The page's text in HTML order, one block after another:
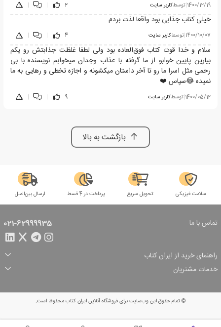
1400/12/19
|توسطکاربر سایت 2
|
|
خیلی کتاب جذابی بود واقعا لذت بردم
1400/10/07
|توسطکاربر سایت 4
|
|
سلام و خدا قوت کتاب فوق‌العاده بود ولی لطفا غلظت جذابتش رو یکم
بیارین پایین خوابو از ما گرفته با عذاب وجدان میخوابم نویسنده با بی
رحمی مثل اسرا ما رو تا آخر داستان میکشونه و اجازه تخطی و رهایی به ما
نمیده 😂سپاس ❤️
1400/05/12
|توسطکاربر سایت 9
|
|
بازگشت به بالا
سلامت فیزیکی تحویل سریع پرداخت در 4 قسط ارسال بین‌الملل
تماس با ما 021-62999935
راهنمای خرید از ایران کتاب
ثبت سفارش
شرایط ارسال سفارش
شیوه پرداخت
تخفیف‌های خرید
خدمات مشتریان
© تمام حقوق این وب‌سایت برای فروشگاه آنلاین ایران کتاب محفوظ است.